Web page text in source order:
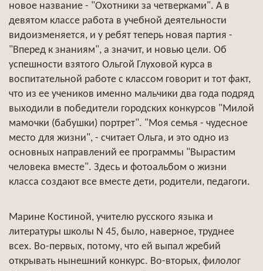
новое название - "Охотники за четверками". А в
девятом классе работа в учебной деятельности
видоизменяется, и у ребят теперь новая партия -
"Вперед к знаниям", а значит, и новью цели. Об
успешности взятого Ольгой Глуховой курса в
воспитательной работе с классом говорит и тот факт,
что из ее учеников именно мальчики два года подряд
выходили в победители городских конкурсов "Милой
мамочки (бабушки) портрет". "Моя семья - чудесное
место для жизни", - считает Ольга, и это одно из
основных направлений ее программы "Вырастим
человека вместе". Здесь и фотоальбом о жизни
класса создают все вместе дети, родители, педагоги.
Марине Костиной, учителю русского языка и
литературы школы N 45, было, наверное, труднее
всех. Во-первых, потому, что ей выпал жребий
открывать нынешний конкурс. Во-вторых, филолог